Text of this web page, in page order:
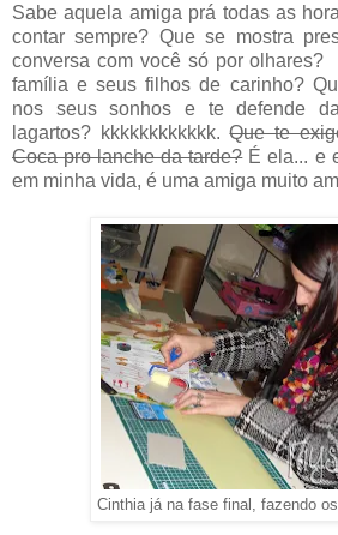
Sabe aquela amiga prá todas as
contar sempre? Que se mostra
conversa com você só por olhares?
família e seus filhos de carinho?
nos seus sonhos e te defende
lagartos? kkkkkkkkkkkk.Que te
Coca pro lanche da tarde?É ela... e
em minha vida, é uma amiga muito
Cinthia já na fase final, fazendo